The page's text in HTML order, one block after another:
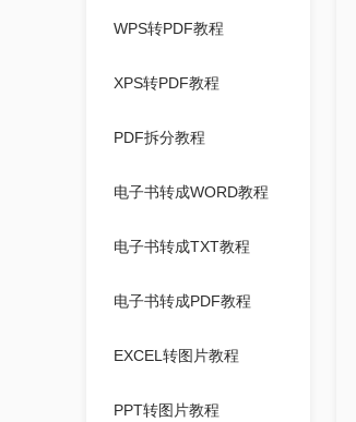
WPS转PDF教程
XPS转PDF教程
PDF拆分教程
电子书转成WORD教程
电子书转成TXT教程
电子书转成PDF教程
EXCEL转图片教程
PPT转图片教程